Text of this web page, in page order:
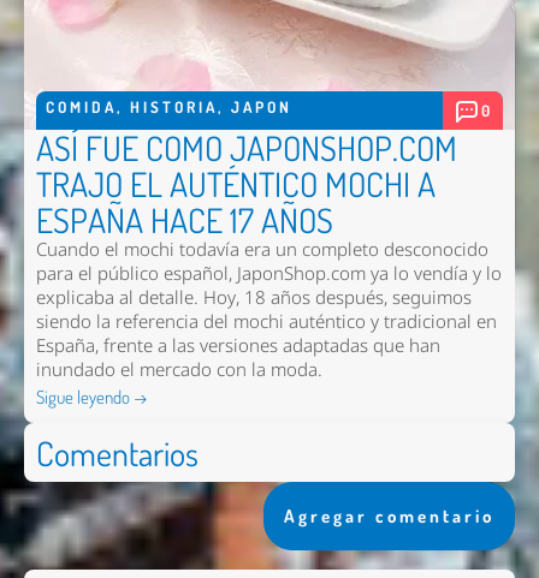
COMIDA, HISTORIA, JAPON 0
ASÍ FUE COMO JAPONSHOP.COM
TRAJO EL AUTÉNTICO MOCHI A
ESPAÑA HACE 17 AÑOS
Cuando el mochi todavía era un completo desconocido
para el público español, JaponShop.com ya lo vendía y lo
explicaba al detalle. Hoy, 18 años después, seguimos
siendo la referencia del mochi auténtico y tradicional en
España, frente a las versiones adaptadas que han
inundado el mercado con la moda.
Sigue leyendo →
Comentarios
Agregar comentario